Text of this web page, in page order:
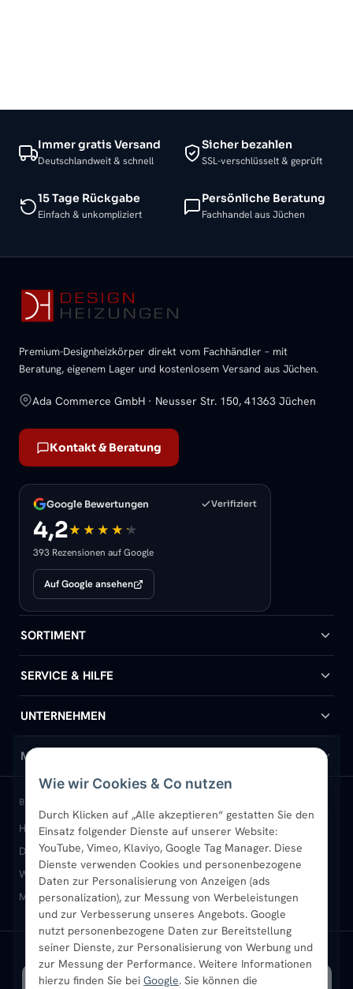
Wie wir Cookies & Co nutzen
Durch Klicken auf „Alle akzeptieren“ gestatten Sie den
Einsatz folgender Dienste auf unserer Website:
YouTube, Vimeo, Klaviyo, Google Tag Manager. Diese
Dienste verwenden Cookies und personenbezogene
Daten zur Personalisierung von Anzeigen (ads
personalization), zur Messung von Werbeleistungen
und zur Verbesserung unseres Angebots. Google
nutzt personenbezogene Daten zur Bereitstellung
seiner Dienste, zur Personalisierung von Werbung und
zur Messung der Performance. Weitere Informationen
hierzu finden Sie bei Google. Sie können die
Immer gratis Versand
Deutschlandweit & schnell
Sicher bezahlen
SSL-verschlüsselt & geprüft
15 Tage Rückgabe
Einfach & unkompliziert
Persönliche Beratung
Fachhandel aus Jüchen
Premium-Designheizkörper direkt vom Fachhändler – mit
Beratung, eigenem Lager und kostenlosem Versand aus Jüchen.
Ada Commerce GmbH · Neusser Str. 150, 41363 Jüchen
Kontakt & Beratung
Google Bewertungen Verifiziert
4,2
393 Rezensionen auf Google
Auf Google ansehen
SORTIMENT
Badheizkörper
Handtuchheizkörper
Design-Heizkörper
Paneelheizkörper
Vertikal-Heizkörper
Heizkörper-Zubehör
SERVICE & HILFE
Hilfe & Kontakt
Versand & Lieferung
Rückgabe & Widerruf
Garantie & Gewährleistung
Montageservice vor Ort
Sendung verfolgen
UNTERNEHMEN
Wir über uns
Standort & Abholung Jüchen
B2B-Kunden
Karriere
Ratgeber
Bestpreisgarantie
MEIN KONTO
Anmelden / Mein Konto
Merkliste
Newsletter
Aktuelle Angebote
BELIEBTE KATEGORIEN
Heizkörper kaufenBadheizkörperHandtuchheizkörper
Design-HeizkörperPaneelheizkörperVertikal-Heizkörper
Wandheizkörper Wohnraum-Heizkörper Badheizkörper Schwarz
Mischbetrieb-HeizkörperHeizkörper-ZubehörAktuelle Angebote
SICHERE ZAHLUNG VERSAND MIT